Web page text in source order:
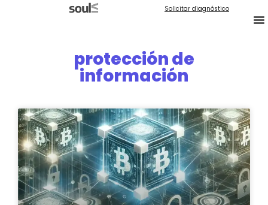
Solicitar diagnóstico
protección de
información